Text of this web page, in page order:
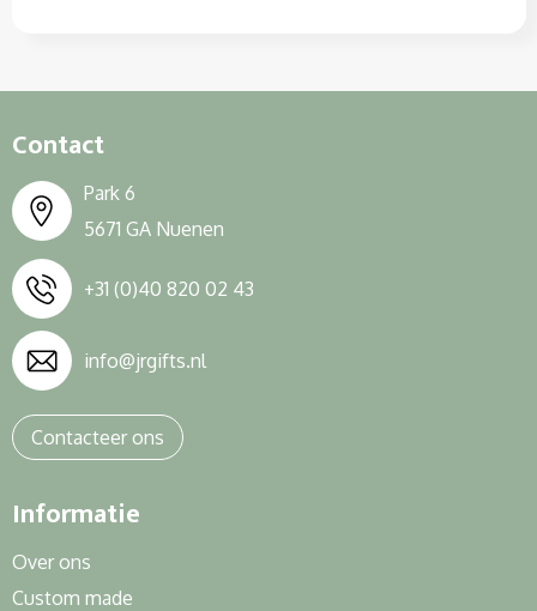
Contact
Park 6
5671 GA Nuenen
+31 (0)40 820 02 43
info@jrgifts.nl
Contacteer ons
Informatie
Over ons
Custom made